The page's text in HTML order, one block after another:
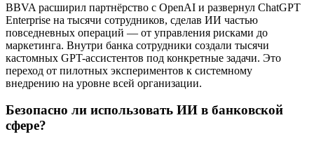
BBVA расширил партнёрство с OpenAI и развернул ChatGPT
Enterprise на тысячи сотрудников, сделав ИИ частью
повседневных операций — от управления рисками до
маркетинга. Внутри банка сотрудники создали тысячи
кастомных GPT-ассистентов под конкретные задачи. Это
переход от пилотных экспериментов к системному
внедрению на уровне всей организации.
Безопасно ли использовать ИИ в банковской
сфере?